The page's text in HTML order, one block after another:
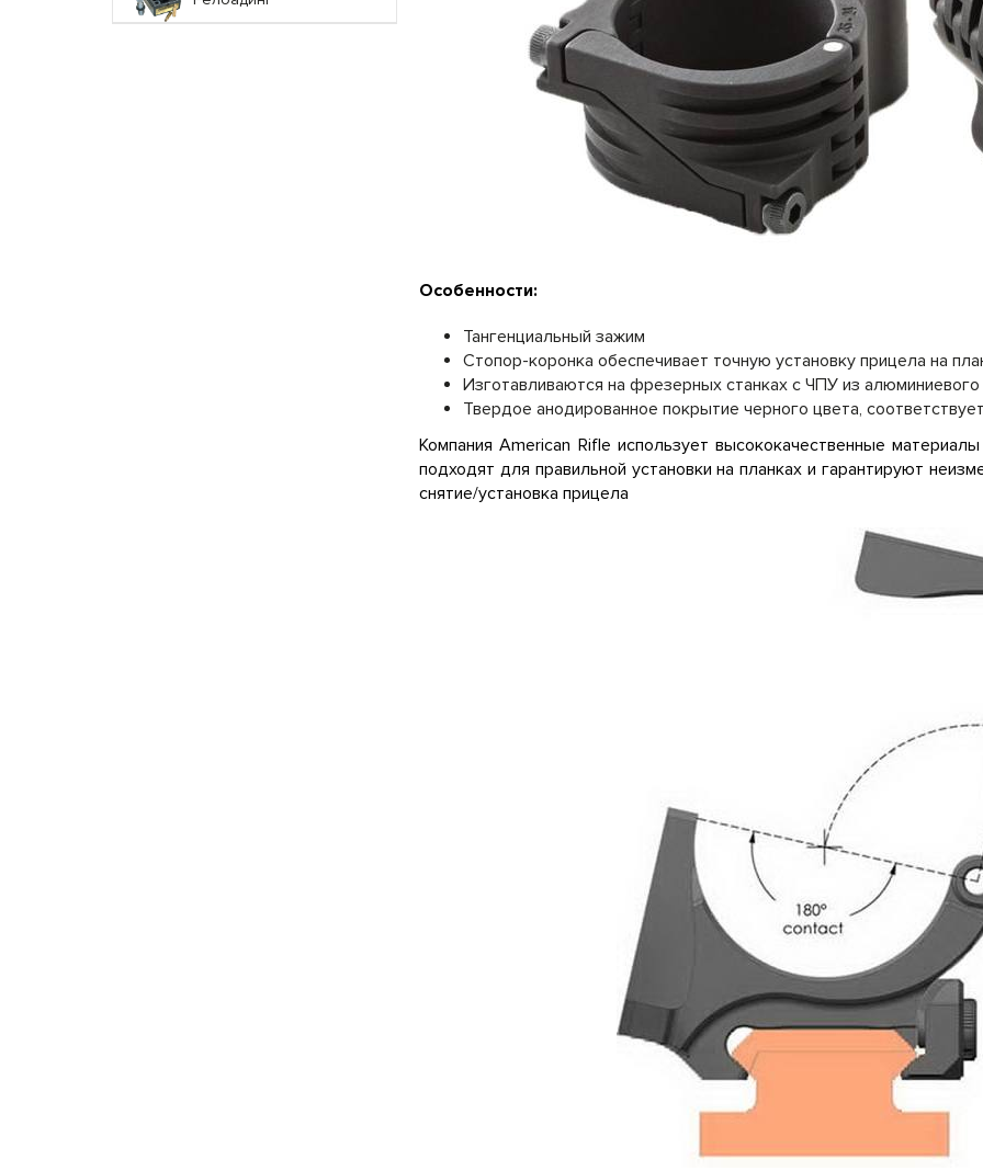
Особенности:
Тангенциальный зажим
Стопор-коронка обеспечивает точную установку прицела на
Изготавливаются на фрезерных станках с ЧПУ из
Твердое анодированное покрытие черного цвета,
Компания American Rifle использует высококачественные
подходят для правильной установки на планках и гарантируют
снятие/установка прицела